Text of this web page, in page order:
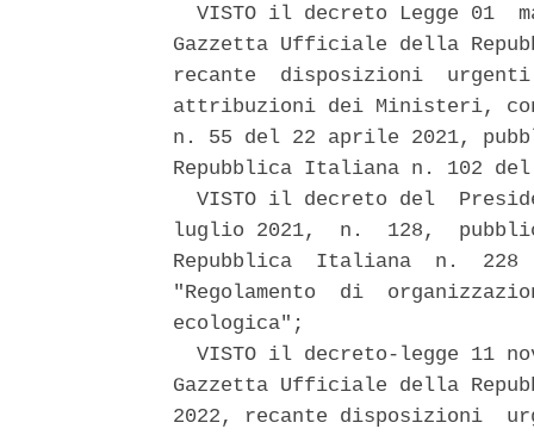
VISTO il decreto Legge 01
Gazzetta Ufficiale della
recante  disposizioni
attribuzioni dei Ministeri,
n. 55 del 22 aprile 2021,
Repubblica Italiana n. 102
VISTO il decreto del
luglio 2021,  n.  128,
Repubblica  Italiana  n.
"Regolamento  di
ecologica";
VISTO il decreto-legge 11
Gazzetta Ufficiale della
2022, recante disposizioni